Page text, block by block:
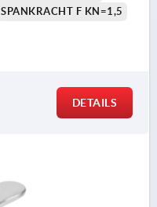
SPANKRACHT F KN=1,5
DETAILS